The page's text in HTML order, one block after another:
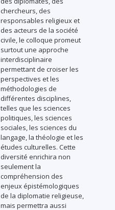
chercheurs, des
responsables religieux et
des acteurs de la société
civile, le colloque promeut
surtout une approche
interdisciplinaire
permettant de croiser les
perspectives et les
méthodologies de
différentes disciplines,
telles que les sciences
politiques, les sciences
sociales, les sciences du
langage, la théologie et les
études culturelles. Cette
diversité enrichira non
seulement la
compréhension des
enjeux épistémologiques
de la diplomatie religieuse,
mais permettra aussi